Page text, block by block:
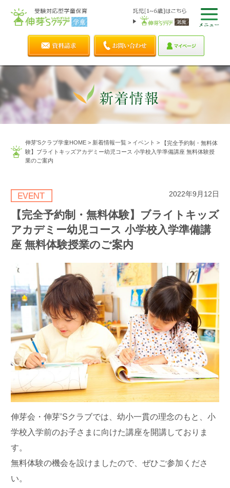
伸芽'Sクラブ学童HOME> 新着情報一覧> イベント >
【完全予約制・無料体
験】ブライトキッズアカデミー幼児コース 小学校入学準備講座 無料体験授
業のご案内
2022年9月12日
【完全予約制・無料体験】ブライトキッズ
アカデミー幼児コース 小学校入学準備講
座 無料体験授業のご案内
伸芽会・伸芽’Sクラブでは、幼小一貫の理念のもと、小
学校入学前のお子さまに向けた講座を開講しておりま
す。
無料体験の機会を設けましたので、ぜひご参加くださ
い。